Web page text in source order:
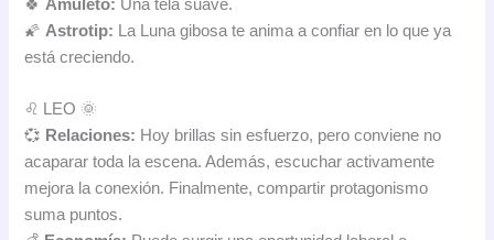
🍀 Amuleto: Una tela suave.
🌠 Astrotip: La Luna gibosa te anima a confiar en lo que ya
está creciendo.
♌ LEO 🌞
💞 Relaciones: Hoy brillas sin esfuerzo, pero conviene no
acaparar toda la escena. Además, escuchar activamente
mejora la conexión. Finalmente, compartir protagonismo
suma puntos.